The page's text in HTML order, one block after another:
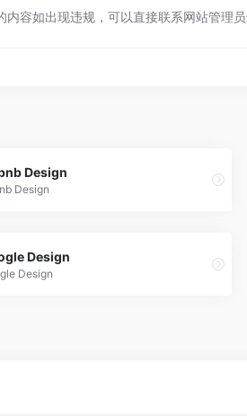
容如出现违规，可以直接联系网站管理
Design
Design
Design
Design